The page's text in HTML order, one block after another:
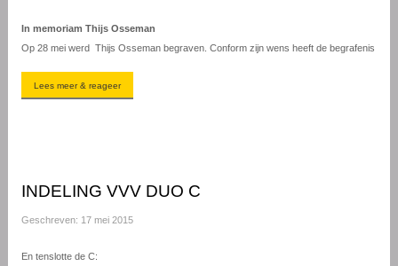
English
In memoriam Thijs Osseman
Op 28 mei werd Thijs Osseman begraven. Conform zijn wens heeft de begrafenis
Lees meer & reageer
INDELING VVV DUO C
Geschreven: 17 mei 2015
En tenslotte de C: